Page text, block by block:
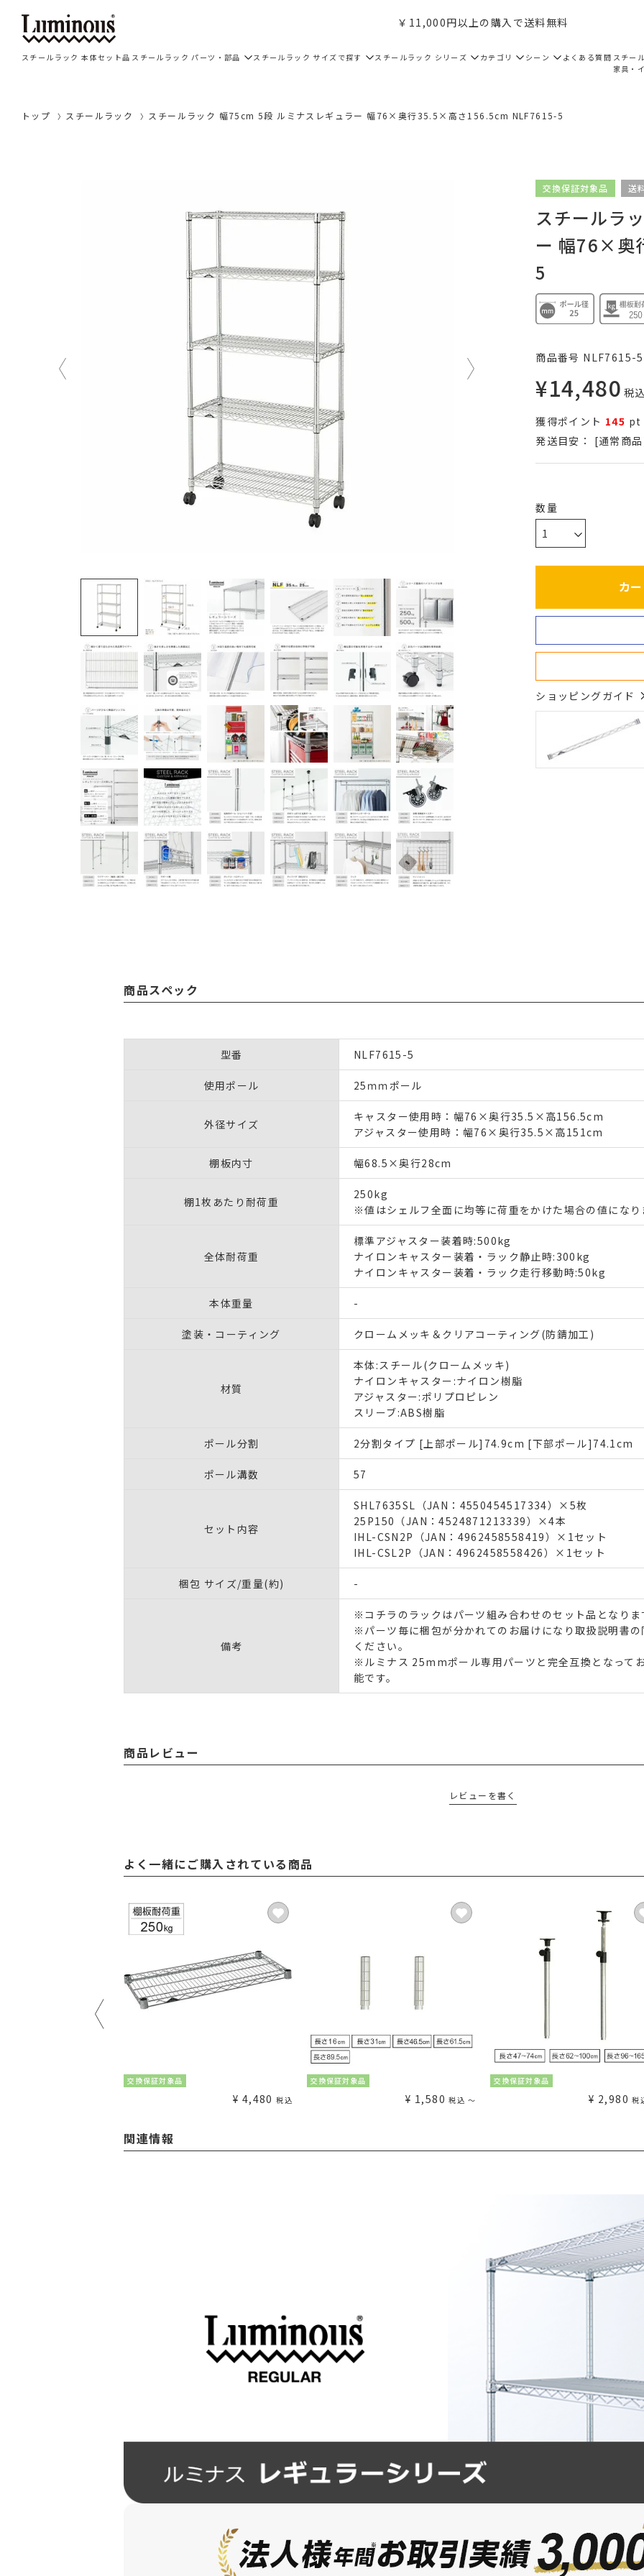
￥11,000円以上の購入で送料無料
スチールラック 本体セット品 スチールラック パーツ・部品 スチールラック サイズで探す スチールラック シリーズ カテゴリ シーン よくある質問 スチー
家具・
トップ スチールラック スチールラック 幅75cm 5段 ルミナスレギュラー 幅76×奥行35.5×高さ156.5cm NLF7615-5
交換保証対象品 送
スチールラ
ー 幅76×奥
5
商品番号 NLF7615-5
¥14,480 税
獲得ポイント 145 pt
発送目安：
[通常商
カ
ショッピングガイド
商品スペック
型番 NLF7615-5
使用ポール 25ｍｍポール
外径サイズ
キャスター使用時：幅76×奥行35.5×高156.5cm
アジャスター使用時：幅76×奥行35.5×高151cm
棚板内寸 幅68.5×奥行28cm
棚1枚あたり耐荷重
250kg
※値はシェルフ全面に均等に荷重をかけた場合の値になり
全体耐荷重
標準アジャスター装着時:500kg
ナイロンキャスター装着・ラック静止時:300kg
ナイロンキャスター装着・ラック走行移動時:50kg
本体重量 -
塗装・コーティング クロームメッキ＆クリアコーティング(防錆加工)
材質
本体:スチール(クロームメッキ)
ナイロンキャスター:ナイロン樹脂
アジャスター:ポリプロピレン
スリーブ:ABS樹脂
ポール分割 2分割タイプ [上部ポール]74.9cm [下部ポール]74.1cm
ポール溝数 57
セット内容
SHL7635SL（JAN：4550454517334）×5枚
25P150（JAN：4524871213339）×4本
IHL-CSN2P（JAN：4962458558419）×1セット
IHL-CSL2P（JAN：4962458558426）×1セット
梱包 サイズ/重量(約) -
備考
※コチラのラックはパーツ組み合わせのセット品となりま
※パーツ毎に梱包が分かれてのお届けになり取扱説明書
ください。
※ルミナス 25mmポール専用パーツと完全互換となって
能です。
商品レビュー
レビューを書く
よく一緒にご購入されている商品
交換保証対象品
¥ 4,480 税込
交換保証対象品
¥ 1,580 税込 〜
交換保証対象品
¥ 2,980 税
関連情報